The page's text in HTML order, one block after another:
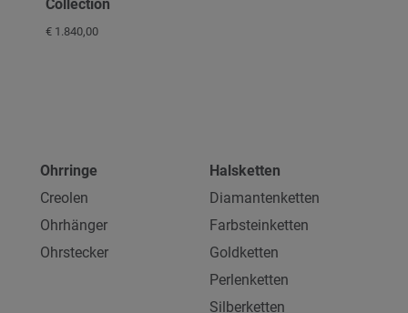
Collection
€ 1.840,00
Ohrringe
Creolen
Ohrhänger
Ohrstecker
Halsketten
Diamantenketten
Farbsteinketten
Goldketten
Perlenketten
Silberketten